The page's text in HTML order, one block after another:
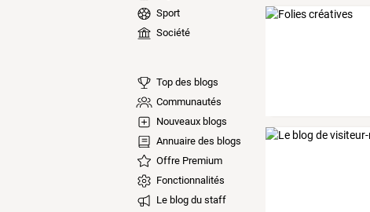
Sport
Société
Top des blogs
Communautés
Nouveaux blogs
Annuaire des blogs
Offre Premium
Fonctionnalités
Le blog du staff